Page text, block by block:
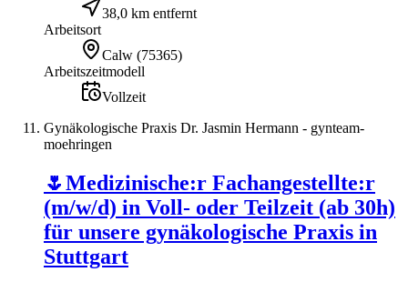
38,0 km entfernt
Arbeitsort
Calw (75365)
Arbeitszeitmodell
Vollzeit
Gynäkologische Praxis Dr. Jasmin Hermann - gynteam-
moehringen
🌷Medizinische:r Fachangestellte:r
(m/w/d) in Voll- oder Teilzeit (ab 30h)
für unsere gynäkologische Praxis in
Stuttgart